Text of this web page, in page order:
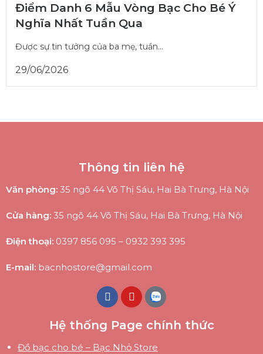
Điểm Danh 6 Mẫu Vòng Bạc Cho Bé Ý
Nghĩa Nhất Tuần Qua
Được sự tin tưởng của ba mẹ, tuần...
29/06/2026
Thông tin liên hệ
Văn phòng: 35 ngõ 44 Võ Thị Sáu, Hai Bà Trưng, Hà Nội
Cửa hàng: 35 ngõ 44 Võ Thị Sáu, Hai Bà Trưng, Hà Nội
Điện thoại: 0397 856 095 – 0932 393 395
E-mail: bacnhostore@gmail.com
Hệ thống Page chính thức
Đồ bạc cho bé – Bạc Nhỏ Store